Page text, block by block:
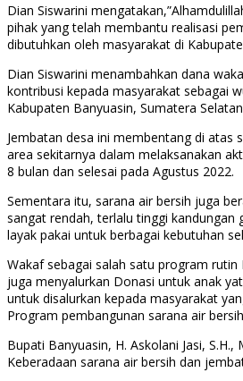
Dian Siswarini
pihak yang telah membantu realisasi
dibutuhkan oleh masyarakat di
Dian Siswarini menambahkan dana
kontribusi kepada masyarakat sebagai
Kabupaten Banyuasin, Sumatera
Jembatan desa ini membentang di atas
area sekitarnya dalam melaksanakan
8 bulan dan selesai pada Agustus 2022.
Sementara itu, sarana air bersih juga
sangat rendah, terlalu tinggi kandungan
layak pakai untuk berbagai kebutuhan
Wakaf sebagai salah satu program
juga menyalurkan Donasi untuk anak
untuk disalurkan kepada masyarakat
Program pembangunan sarana air
Bupati Banyuasin, H. Askolani Jasi,
Keberadaan sarana air bersih dan